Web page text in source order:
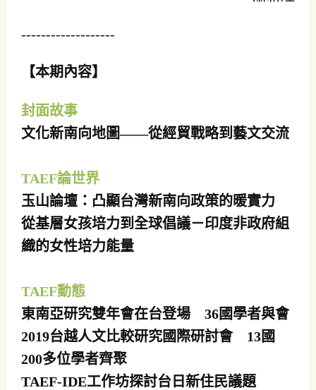
-------------------
【本期內容】
封面故事
文化新南向地圖——從經貿戰略到藝文交流
TAEF論世界
玉山論壇：凸顯台灣新南向政策的暖實力
從基層女孩培力到全球倡議－印度非政府組
織的女性培力能量
TAEF動態
東南亞研究雙年會在台登場 36國學者與會
2019台越人文比較研究國際研討會 13國
200多位學者齊聚
TAEF-IDE工作坊探討台日新住民議題